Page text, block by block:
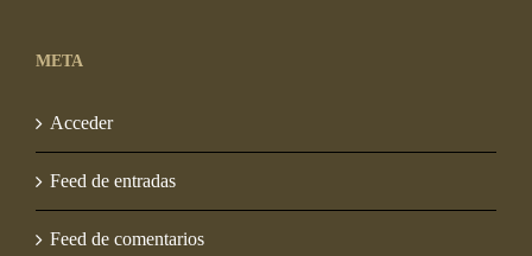
META
Acceder
Feed de entradas
Feed de comentarios